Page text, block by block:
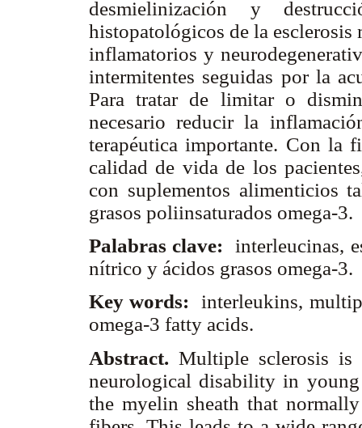
desmielinización y
histopatológicos de la
inflamatorios y
intermitentes seguidas por la
Para tratar de limitar o
necesario reducir la
terapéutica importante. Con la
calidad de vida de los
con suplementos alimenticios
grasos poliinsaturados omega-3.
Palabras clave:
interleucinas,
nítrico y ácidos grasos omega-3.
Key words:
interleukins,
omega-3 fatty acids.
Abstract. Multiple sclerosis is
neurological disability in
the myelin sheath that